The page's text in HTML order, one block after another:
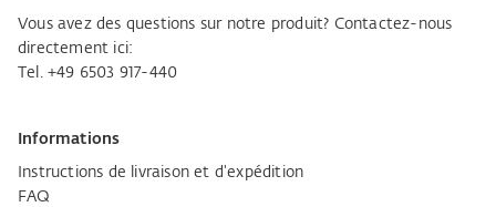
Vous avez des questions sur notre produit? Contactez-nous
directement ici:
Tel. +49 6503 917-440
Informations
Instructions de livraison et d'expédition
FAQ